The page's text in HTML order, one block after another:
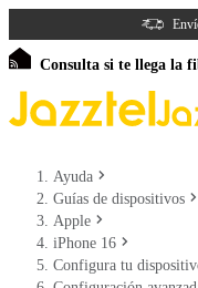
Consulta si te llega la
Ayuda
Guías de dispositivos
Apple
iPhone 16
Configura tu